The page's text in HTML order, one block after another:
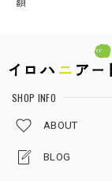
額
SHOP INFO
ABOUT
BLOG